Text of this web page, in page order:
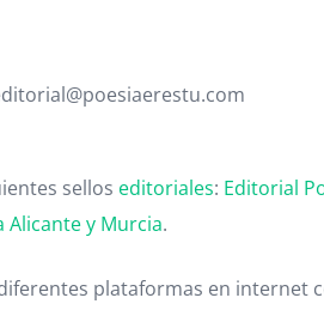
sellos editoriales: Editorial
Alicante y Murcia.
plataformas en internet